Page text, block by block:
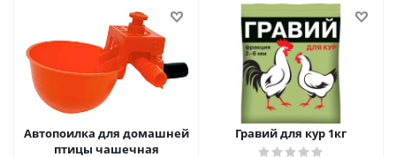
Автопоилка для домашней
птицы чашечная
Гравий для кур 1кг